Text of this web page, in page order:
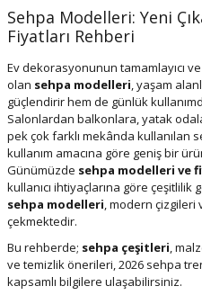
Sehpa Modelleri: Yeni
Fiyatları Rehberi
Ev dekorasyonunun tamamlayıcı
olan sehpa modelleri, yaşam
güçlendirir hem de günlük
Salonlardan balkonlara, yatak
pek çok farklı mekânda kullanılan
kullanım amacına göre geniş bir
Günümüzde sehpa modelleri ve
kullanıcı ihtiyaçlarına göre
sehpa modelleri, modern çizgileri
çekmektedir.
Bu rehberde; sehpa çeşitleri,
ve temizlik önerileri, 2026 sehpa
kapsamlı bilgilere ulaşabilirsiniz.